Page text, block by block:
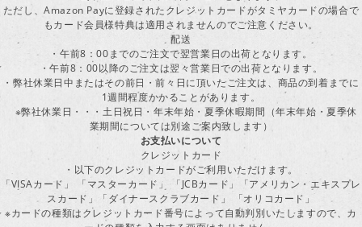
ただし、Amazon Payに登録されたクレジットカードがタミヤカードの場合で
もカード会員様特典は適用されませんのでご注意ください。
配送
・午前8：00までのご注文で翌営業日の出荷となります。
・午前8：00以降のご注文は翌々営業日での出荷となります。
・弊社休業日中またはその前日・前々日に頂いたご注文は、商品の到着までに
1週間程度かかることがあります。
※弊社休業日・・・土日祝日・年末年始・夏季休暇期間（年末年始・夏季休
業期間については別途ご案内致します）
お支払いについて
クレジットカード
・以下のクレジットカードがご利用いただけます。
「VISAカード」 「マスターカード」 「JCBカード」「アメリカン・エキスプレ
スカード」「ダイナースクラブカード」 「オリコカード」
※カードの種類はクレジットカード番号によって自動判別いたしますので、カ